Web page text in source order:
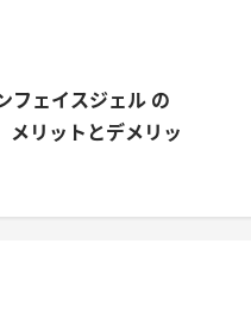
フェイスジェル の
メリットとデメリッ